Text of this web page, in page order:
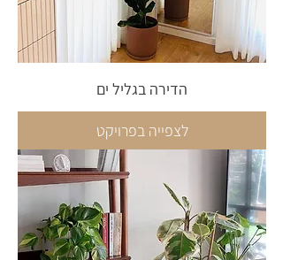
הדירה בגליל ים
לצפייה בפרויקט